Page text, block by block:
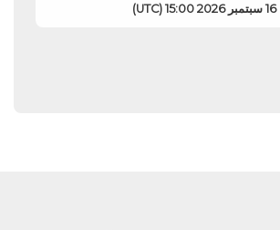
16 سبتمبر 2026 15:00 (UTC)